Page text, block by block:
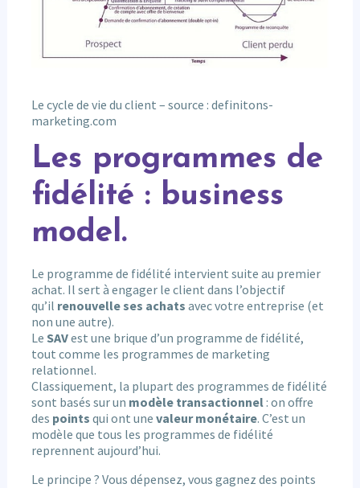
Le cycle de vie du client – source : definitons-
marketing.com
Les programmes de
fidélité : business
model.
Le programme de fidélité intervient suite au premier
achat. Il sert à engager le client dans l’objectif
qu’il renouvelle ses achats avec votre entreprise (et
non une autre).
Le SAVest une brique d’un programme de fidélité,
tout comme les programmes de marketing
relationnel.
Classiquement, la plupart des programmes de fidélité
sont basés sur un modèle transactionnel: on offre
des points qui ont une valeur monétaire. C’est un
modèle que tous les programmes de fidélité
reprennent aujourd’hui.
Le principe ? Vous dépensez, vous gagnez des points